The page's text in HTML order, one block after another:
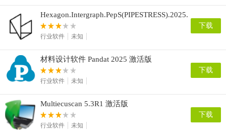
Hexagon.Intergraph.PepS(PIPESTRESS).2025.v08.00.00
行业软件 未知
下载
材料设计软件 Pandat 2025 激活版
行业软件 未知
下载
Multiecuscan 5.3R1 激活版
行业软件 未知
下载